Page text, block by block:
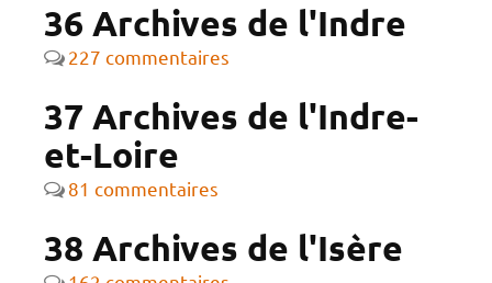
36 Archives de l'Indre
227 commentaires
37 Archives de l'Indre-
et-Loire
81 commentaires
38 Archives de l'Isère